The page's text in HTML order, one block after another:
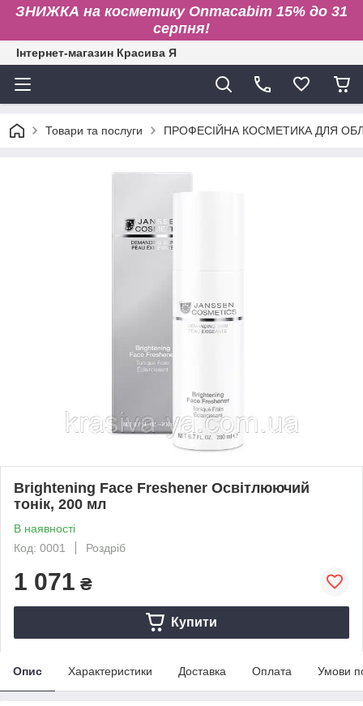
ЗНИЖКА на косметику Onmacabim 15% до 31
серпня!
Інтернет-магазин Красива Я
Товари та послуги ПРОФЕСІЙНА КОСМЕТИКА ДЛЯ
Brightening Face Freshener Освітлюючий
тонік, 200 мл
В наявності
Код: 0001
Роздріб
1 071 ₴
Купити
Опис Характеристики Доставка Оплата Умови